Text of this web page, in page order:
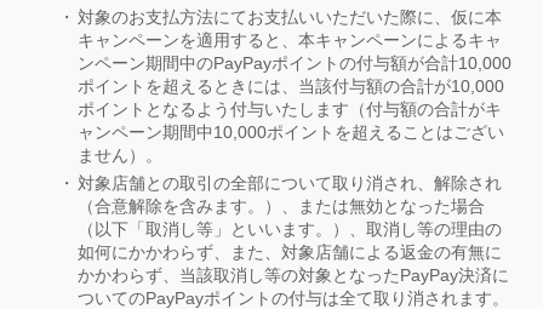
対象のお支払方法にてお支払いいただいた際に、仮に本
キャンペーンを適用すると、本キャンペーンによるキャ
ンペーン期間中のPayPayポイントの付与額が合計10,000
ポイントを超えるときには、当該付与額の合計が10,000
ポイントとなるよう付与いたします（付与額の合計がキ
ャンペーン期間中10,000ポイントを超えることはござい
ません）。
対象店舗との取引の全部について取り消され、解除され
（合意解除を含みます。）、または無効となった場合
（以下「取消し等」といいます。）、取消し等の理由の
如何にかかわらず、また、対象店舗による返金の有無に
かかわらず、当該取消し等の対象となったPayPay決済に
ついてのPayPayポイントの付与は全て取り消されます。